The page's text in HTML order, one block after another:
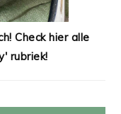
Check hier alle
rubriek!